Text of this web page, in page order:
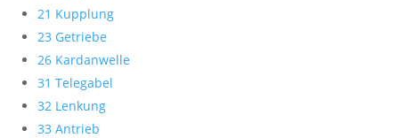
21 Kupplung
23 Getriebe
26 Kardanwelle
31 Telegabel
32 Lenkung
33 Antrieb